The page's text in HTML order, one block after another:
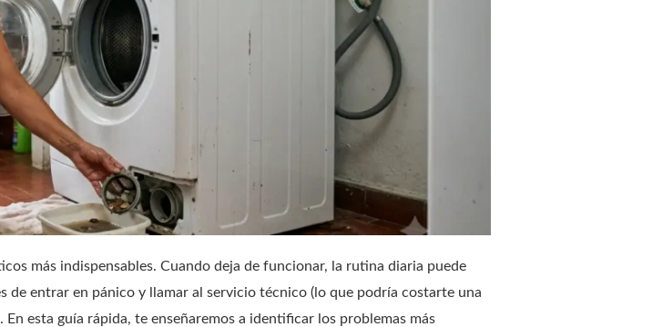
más indispensables. Cuando deja de funcionar, la rutina diaria puede
de entrar en pánico y llamar al servicio técnico (lo que podría costarte una
esta guía rápida, te enseñaremos a identificar los problemas más